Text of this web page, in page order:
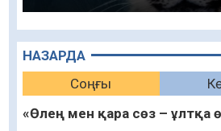
НАЗАРДА
Соңғы
«Өлең мен қара сөз – ұлтқа